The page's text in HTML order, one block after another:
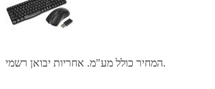
המחיר כולל מע"מ. אחריות יבואן רשמי.